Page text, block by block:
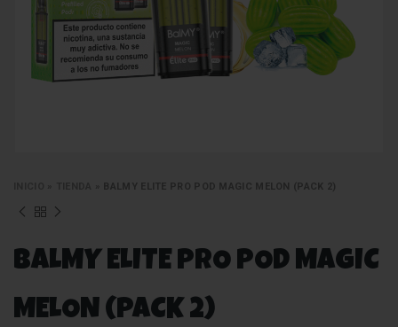
BALMY ELITE PRO POD MAGIC MELON (PACK 2)
BALMY ELITE PRO POD MAGIC
MELON (PACK 2)